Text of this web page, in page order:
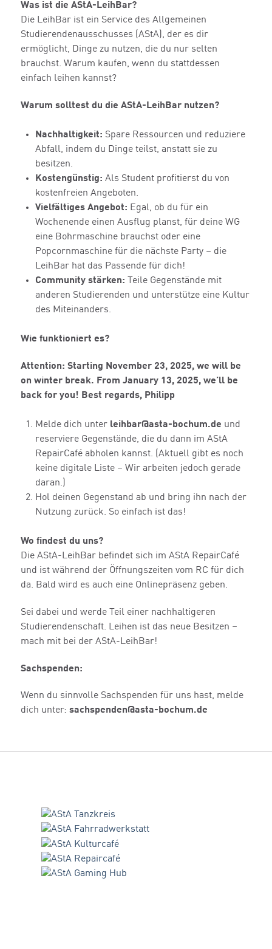
Was ist die AStA-LeihBar?
Die LeihBar ist ein Service des Allgemeinen
Studierendenausschusses (AStA), der es dir
ermöglicht, Dinge zu nutzen, die du nur selten
brauchst. Warum kaufen, wenn du stattdessen
einfach leihen kannst?
Warum solltest du die AStA-LeihBar nutzen?
Nachhaltigkeit: Spare Ressourcen und reduziere
Abfall, indem du Dinge teilst, anstatt sie zu
besitzen.
Kostengünstig: Als Student profitierst du von
kostenfreien Angeboten.
Vielfältiges Angebot: Egal, ob du für ein
Wochenende einen Ausflug planst, für deine WG
eine Bohrmaschine brauchst oder eine
Popcornmaschine für die nächste Party – die
LeihBar hat das Passende für dich!
Community stärken: Teile Gegenstände mit
anderen Studierenden und unterstütze eine Kultur
des Miteinanders.
Wie funktioniert es?
Attention: Starting November 23, 2025, we will be
on winter break. From January 13, 2025, we’ll be
back for you! Best regards, Philipp
Melde dich unter leihbar@asta-bochum.de und
reserviere Gegenstände, die du dann im AStA
RepairCafé abholen kannst. (Aktuell gibt es noch
keine digitale Liste – Wir arbeiten jedoch gerade
daran.)
Hol deinen Gegenstand ab und bring ihn nach der
Nutzung zurück. So einfach ist das!
Wo findest du uns?
Die AStA-LeihBar befindet sich im AStA RepairCafé
und ist während der Öffnungszeiten vom RC für dich
da. Bald wird es auch eine Onlinepräsenz geben.
Sei dabei und werde Teil einer nachhaltigeren
Studierendenschaft. Leihen ist das neue Besitzen –
mach mit bei der AStA-LeihBar!
Sachspenden:
Wenn du sinnvolle Sachspenden für uns hast, melde
dich unter: sachspenden@asta-bochum.de